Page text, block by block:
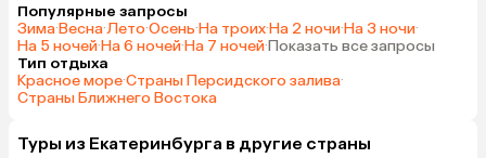
Популярные запросы
Зима·Весна·Лето·Осень·На троих·На 2 ночи·На 3 ночи·
На 5 ночей·На 6 ночей·На 7 ночей·Показать все запросы
Тип отдыха
Красное море·Страны Персидского залива·
Страны Ближнего Востока
Туры из Екатеринбурга в другие страны